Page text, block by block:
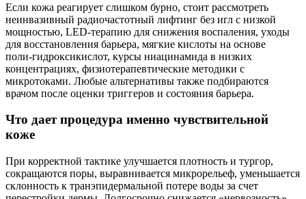
Если кожа реагирует слишком бурно, стоит рассмотреть
неинвазивный радиочастотный лифтинг без игл с низкой
мощностью, LED‑терапию для снижения воспаления, уходы
для восстановления барьера, мягкие кислоты на основе
поли‑гидроксикислот, курсы ниацинамида в низких
концентрациях, физиотерапевтические методики с
микротоками. Любые альтернативы также подбираются
врачом после оценки триггеров и состояния барьера.
Что дает процедура именно чувствительной
коже
При корректной тактике улучшается плотность и тургор,
сокращаются поры, выравнивается микрорельеф, уменьшается
склонность к транэпидермальной потере воды за счет